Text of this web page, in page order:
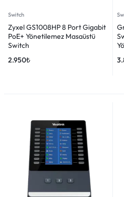
Switch
Zyxel GS1008HP 8 Port Gigabit
PoE+ Yönetilemez Masaüstü
Switch
2.950₺